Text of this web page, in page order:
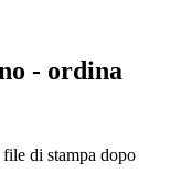
- ordina
di stampa dopo